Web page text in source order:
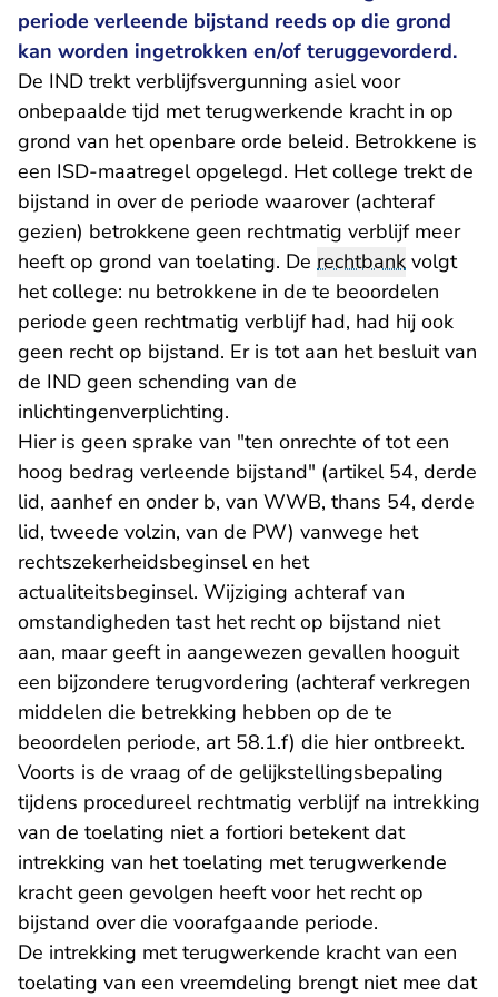
periode verleende bijstand reeds op die grond
kan worden ingetrokken en/of teruggevorderd.
De IND trekt verblijfsvergunning asiel voor
onbepaalde tijd met terugwerkende kracht in op
grond van het openbare orde beleid. Betrokkene is
een ISD-maatregel opgelegd. Het college trekt de
bijstand in over de periode waarover (achteraf
gezien) betrokkene geen rechtmatig verblijf meer
heeft op grond van toelating. De rechtbank volgt
het college: nu betrokkene in de te beoordelen
periode geen rechtmatig verblijf had, had hij ook
geen recht op bijstand. Er is tot aan het besluit van
de IND geen schending van de
inlichtingenverplichting.
Hier is geen sprake van "ten onrechte of tot een
hoog bedrag verleende bijstand" (artikel 54, derde
lid, aanhef en onder b, van WWB, thans 54, derde
lid, tweede volzin, van de PW) vanwege het
rechtszekerheidsbeginsel en het
actualiteitsbeginsel. Wijziging achteraf van
omstandigheden tast het recht op bijstand niet
aan, maar geeft in aangewezen gevallen hooguit
een bijzondere terugvordering (achteraf verkregen
middelen die betrekking hebben op de te
beoordelen periode, art 58.1.f) die hier ontbreekt.
Voorts is de vraag of de gelijkstellingsbepaling
tijdens procedureel rechtmatig verblijf na intrekking
van de toelating niet a fortiori betekent dat
intrekking van het toelating met terugwerkende
kracht geen gevolgen heeft voor het recht op
bijstand over die voorafgaande periode.
De intrekking met terugwerkende kracht van een
toelating van een vreemdeling brengt niet mee dat